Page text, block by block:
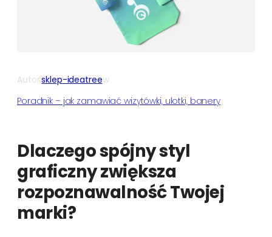
Autor:sklep-ideatreew
Poradnik – jak zamawiać wizytówki, ulotki, banery
Dlaczego spójny styl
graficzny zwiększa
rozpoznawalność Twojej
marki?